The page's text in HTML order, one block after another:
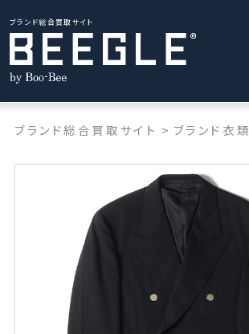
ブランド総合買取サイト
ブランド総合買取サイト > ブランド衣類